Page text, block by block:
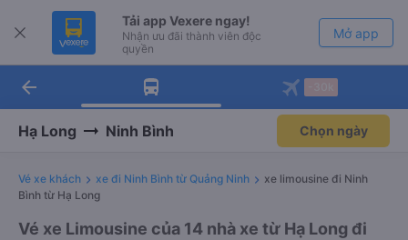
Tải app Vexere ngay!
Nhận ưu đãi thành viên độc
quyền
Mở app
Tải app Vexere
-30k/ghế khi đặt vé máy bay qua
Mở app
arrow_back
Hạ Long Ninh Bình Chọn ngày
Vé xe khách xe đi Ninh Bình từ Quảng Ninh
xe limousine đi Ninh
Bình từ Hạ Long
Vé xe Limousine của 14 nhà xe từ Hạ Long đi